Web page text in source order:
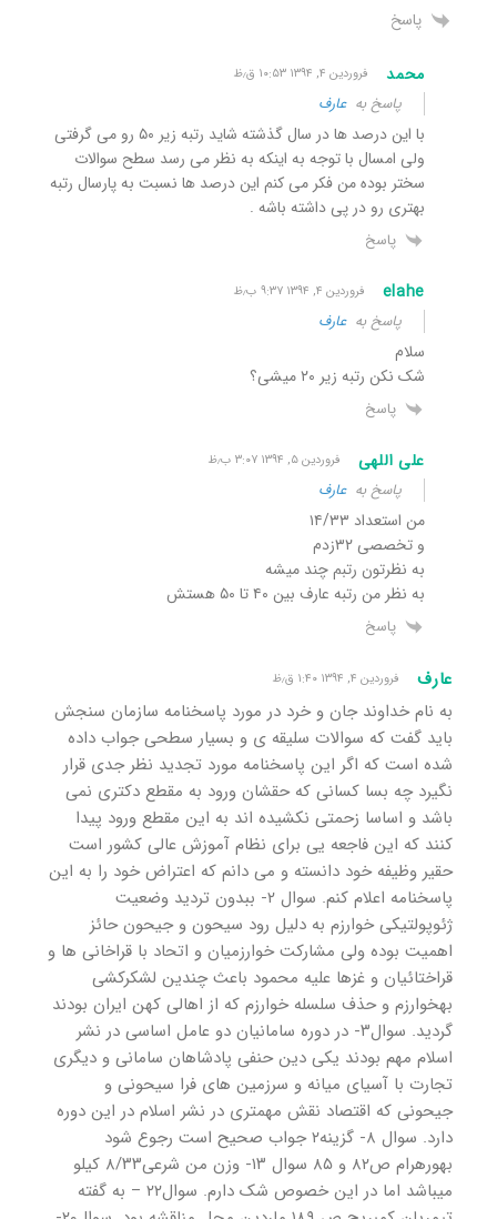
پاسخ
محمد فروردین ۴, ۱۳۹۴ ۱۰:۵۳ ق٫ظ
پاسخ بهعارف
با این درصد ها در سال گذشته شاید رتبه زیر ۵۰ رو می گرفتی
ولی امسال با توجه به اینکه به نظر می رسد سطح سوالات
سختر بوده من فکر می کنم این درصد ها نسبت به پارسال رتبه
بهتری رو در پی داشته باشه .
پاسخ
elahe فروردین ۴, ۱۳۹۴ ۹:۳۷ ب٫ظ
پاسخ بهعارف
سلام
شک نکن رتبه زیر ۲۰ میشی؟
پاسخ
علی اللهی فروردین ۵, ۱۳۹۴ ۳:۰۷ ب٫ظ
پاسخ بهعارف
من استعداد ۱۴/۳۳
و تخصصی ۳۲زدم
به نظرتون رتبم چند میشه
به نظر من رتبه عارف بین ۴۰ تا ۵۰ هستش
پاسخ
عارف فروردین ۴, ۱۳۹۴ ۱:۴۰ ق٫ظ
به نام خداوند جان و خرد در مورد پاسخنامه سازمان سنجش
باید گفت که سوالات سلیقه ی و بسیار سطحی جواب داده
شده است که اگر این پاسخنامه مورد تجدید نظر جدی قرار
نگیرد چه بسا کسانی که حقشان ورود به مقطع دکتری نمی
باشد و اساسا زحمتی نکشیده اند به این مقطع ورود پیدا
کنند که این فاجعه یی برای نظام آموزش عالی کشور است
حقیر وظیفه خود دانسته و می دانم که اعتراض خود را به این
پاسخنامه اعلام کنم. سوال ۲- ببدون تردید وضعیت
ژئوپولتیکی خوارزم به دلیل رود سیحون و جیحون حائز
اهمیت بوده ولی مشارکت خوارزمیان و اتحاد با قراخانی ها و
قراختائیان و غزها علیه محمود باعث چندین لشکرکشی
بهخوارزم و حذف سلسله خوارزم که از اهالی کهن ایران بودند
گردید. سوال۳- در دوره سامانیان دو عامل اساسی در نشر
اسلام مهم بودند یکی دین حنفی پادشاهان سامانی و دیگری
تجارت با آسیای میانه و سرزمین های فرا سیحونی و
جیحونی که اقتصاد نقش مهمتری در نشر اسلام در این دوره
دارد. سوال ۸- گزینه۲ جواب صحیح است رجوع شود
بهورهرام ص۸۲ و ۸۵ سوال ۱۳- وزن من شرعی۸/۳۳ کیلو
میباشد اما در این خصوص شک دارم. سوال۲۲ – به گفته